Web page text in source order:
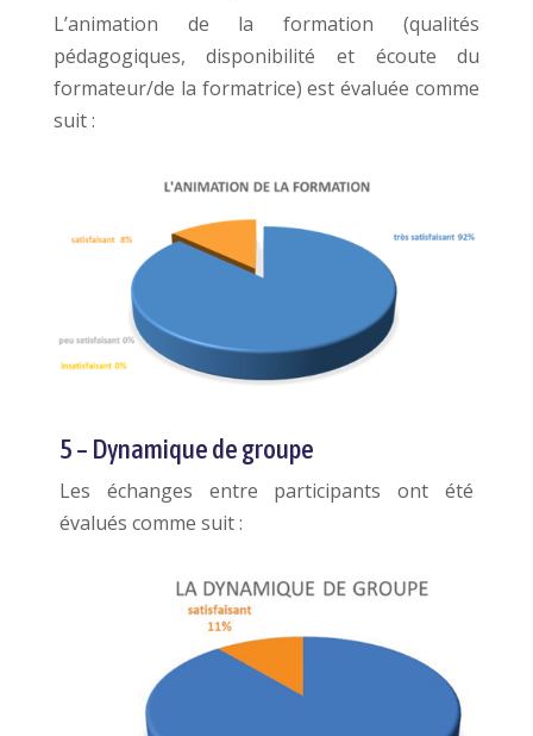
L’animation de la formation (qualités
pédagogiques, disponibilité et écoute du
formateur/de la formatrice) est évaluée comme
suit :
5 – Dynamique de groupe
Les échanges entre participants ont été
évalués comme suit :